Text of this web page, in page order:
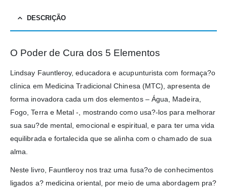
DESCRIÇÃO
O Poder de Cura dos 5 Elementos
Lindsay Fauntleroy, educadora e acupunturista com formaça?o
clínica em Medicina Tradicional Chinesa (MTC), apresenta de
forma inovadora cada um dos elementos – Água, Madeira,
Fogo, Terra e Metal -, mostrando como usa?-los para melhorar
sua sau?de mental, emocional e espiritual, e para ter uma vida
equilibrada e fortalecida que se alinha com o chamado de sua
alma.
Neste livro, Fauntleroy nos traz uma fusa?o de conhecimentos
ligados a? medicina oriental, por meio de uma abordagem pra?